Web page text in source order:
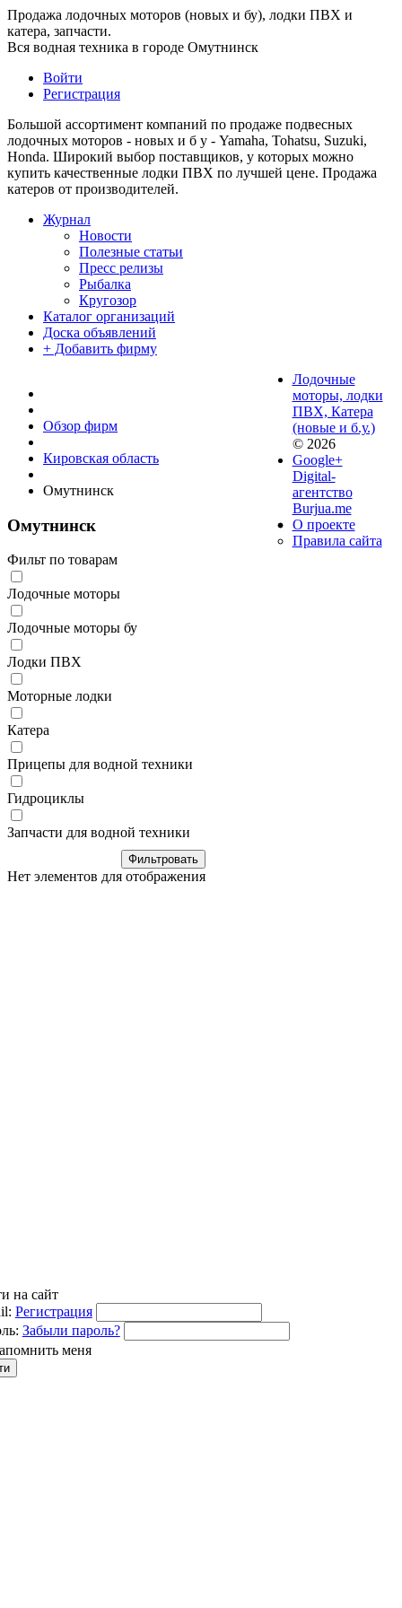
Продажа лодочных моторов (новых и бу), лодки ПВХ и
катера, запчасти.
Вся водная техника в городе Омутнинск
Войти
Регистрация
Большой ассортимент компаний по продаже подвесных
лодочных моторов - новых и б у - Yamaha, Tohatsu, Suzuki,
Honda. Широкий выбор поставщиков, у которых можно
купить качественные лодки ПВХ по лучшей цене. Продажа
катеров от производителей.
Журнал
Новости
Полезные статьи
Пресс релизы
Рыбалка
Кругозор
Каталог организаций
Доска объявлений
+ Добавить фирму
Обзор фирм
Кировская область
Омутнинск
Омутнинск
Фильт по товарам
Лодочные моторы
Лодочные моторы бу
Лодки ПВХ
Моторные лодки
Катера
Прицепы для водной техники
Гидроциклы
Запчасти для водной техники
Нет элементов для отображения
на сайт
Регистрация
Забыли пароль?
меня
Лодочные
моторы, лодки
ПВХ, Катера
(новые и б.у.)
© 2026
Google+
Digital-
агентство
Burjua.me
О проекте
Правила сайта